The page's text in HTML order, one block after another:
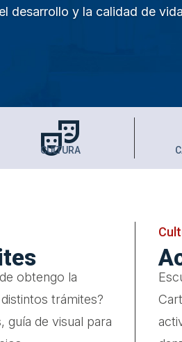
desarrollo y la calidad de
theater_comedy
CULTURA
obtengo la
trámites?
guía de visual para